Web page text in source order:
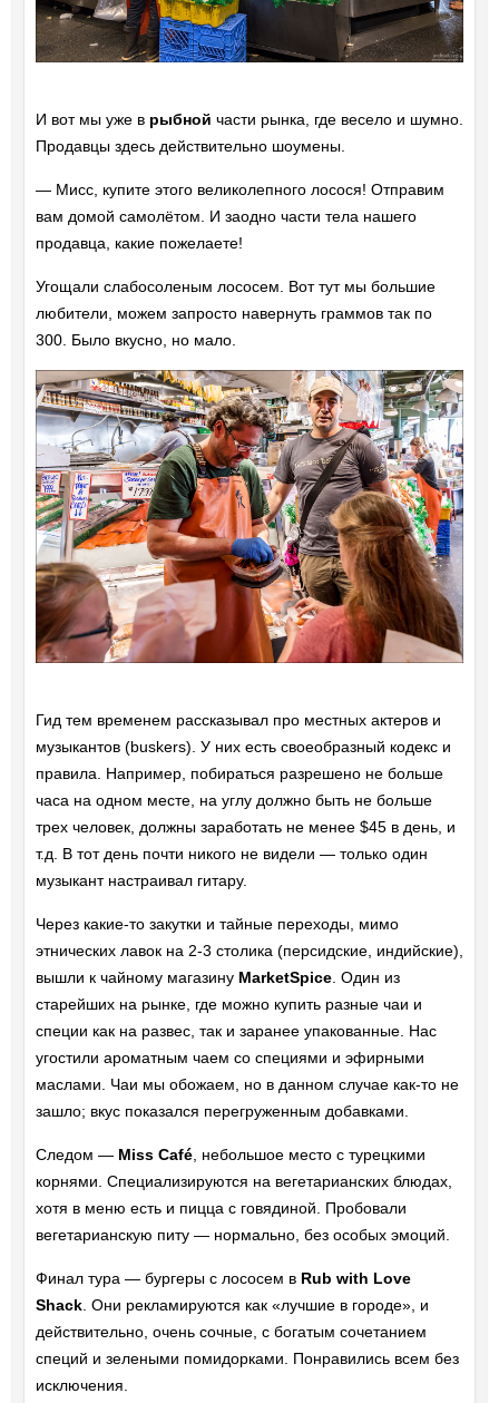
И вот мы уже в рыбной части рынка, где весело и шумно.
Продавцы здесь действительно шоумены.
—Мисс, купите этого великолепного лосося! Отправим
вам домой самолётом. И заодно части тела нашего
продавца, какие пожелаете!
Угощали слабосоленым лососем. Вот тут мы большие
любители, можем запросто навернуть граммов так по
300. Было вкусно, но мало.
Гид тем временем рассказывал про местных актеров и
музыкантов (buskers). У них есть своеобразный кодекс и
правила. Например, побираться разрешено не больше
часа на одном месте, на углу должно быть не больше
трех человек, должны заработать не менее $45 в день, и
т.д. В тот день почти никого не видели — только один
музыкант настраивал гитару.
Через какие-то закутки и тайные переходы, мимо
этнических лавок на 2-3 столика (персидские, индийские),
вышли к чайному магазину MarketSpice. Один из
старейших на рынке, где можно купить разные чаи и
специи как на развес, так и заранее упакованные. Нас
угостили ароматным чаем со специями и эфирными
маслами. Чаи мы обожаем, но в данном случае как-то не
зашло; вкус показался перегруженным добавками.
Следом — Miss Café, небольшое место с турецкими
корнями. Специализируются на вегетарианских блюдах,
хотя в меню есть и пицца с говядиной. Пробовали
вегетарианскую питу — нормально, без особых эмоций.
Финал тура — бургеры с лососем в Rub with Love
Shack. Они рекламируются как «лучшие в городе», и
действительно, очень сочные, с богатым сочетанием
специй и зелеными помидорками. Понравились всем без
исключения.